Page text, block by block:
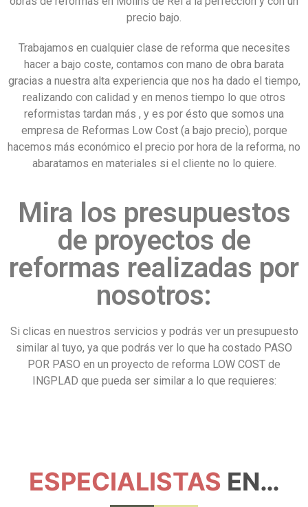
precio bajo.
Trabajamos en cualquier clase de reforma que necesites
hacer a bajo coste, contamos con mano de obra barata
gracias a nuestra alta experiencia que nos ha dado el tiempo,
realizando con calidad y en menos tiempo lo que otros
reformistas tardan más , y es por ésto que somos una
empresa de Reformas Low Cost (a bajo precio), porque
hacemos más económico el precio por hora de la reforma, no
abaratamos en materiales si el cliente no lo quiere.
Mira los presupuestos
de proyectos de
reformas realizadas por
nosotros:
Si clicas en nuestros servicios y podrás ver un presupuesto
similar al tuyo, ya que podrás ver lo que ha costado PASO
POR PASO en un proyecto de reforma LOW COST de
INGPLAD que pueda ser similar a lo que requieres:
ESPECIALISTAS EN…